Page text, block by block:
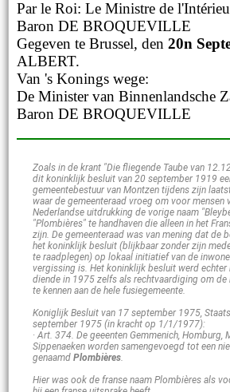
Par le Roi: Le Ministre de
Baron DE BROQUEVILLE
Gegeven te Brussel, den 20n
ALBERT.
Van 's Konings wege:
De Minister van Binnenlandsche
Baron DE BROQUEVILLE
Zoals in de krant "Die fliegende Taube van
dit koninklijk besluit van 20 september 1919
gemeentebestuur van Montzen tijdens zijn
waar de gemeenteraad vroeg om voor mensen
Nederlandse uitdrukking de vorige naam
"Plombières" te handhaven die alleen in het
zijn. De gemeenteraad was van mening dat de
het koninklijk besluit (blijkbaar zonder zijn
te raadplegen) op lokaal initiatief van de
vergissing is. Het koninklijk besluit werd
diende in 1975 zelfs als rechtvaardiging om de
te kennen aan de hele fusiegemeente.
Koniglijk Besluit van 17 september 1975,
september 1975 (in kracht op 1/1/1977):
· Art. 374. De geeenten Gemmenich, Homburg,
Sippenaeken worden samengevoegd tot een
genaamd Plombières
Hier was ook de franse naam Plombières als